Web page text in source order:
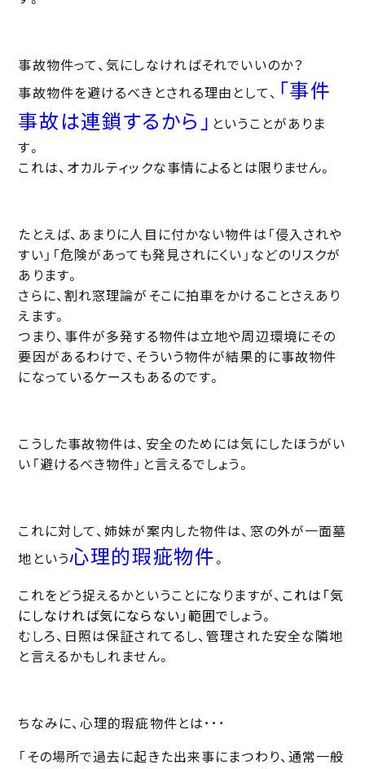
事故物件って、気にしなければそれでいいのか？
事故物件を避けるべきとされる理由として、 「事件
事故は連鎖するから」 ということがありま
す。
これは、オカルティックな事情によるとは限りません。
たとえば、あまりに人目に付かない物件は「侵入されや
すい」「危険があっても発見されにくい」などのリスクが
あります。
さらに、割れ窓理論がそこに拍車をかけることさえあり
えます。
つまり、事件が多発する物件は立地や周辺環境にその
要因があるわけで、そういう物件が結果的に事故物件
になっているケースもあるのです。
こうした事故物件は、安全のためには気にしたほうがい
い「避けるべき物件」と言えるでしょう。
これに対して、姉妹が案内した物件は、窓の外が一面墓
地という心理的瑕疵物件。
これをどう捉えるかということになりますが、 これは「気
にしなければ気にならない」範囲で しょう。
むしろ、日照は保証されてるし、管理された安全な隣地
と言えるかもしれません。
ちなみに、心理的瑕疵物件とは･･･
「その場所で過去に起きた出来事にまつわり、通常一般